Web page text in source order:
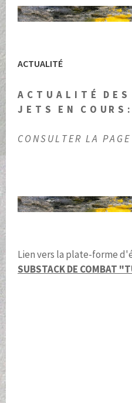
ACTUALITÉ
A C T U A L I T É D E
J E T S E N C O U R S :
C O N S U L T E R L A P A G E
Lien vers la plate-forme
SUBSTACK DE COMBAT